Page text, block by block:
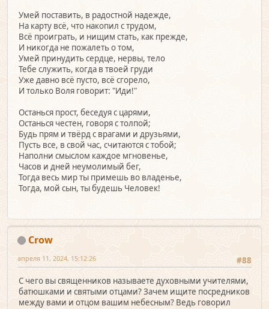
Умей поставить, в радостной надежде,
На карту всё, что накопил с трудом,
Всё проиграть, и нищим стать, как прежде,
И никогда не пожалеть о том,
Умей принудить сердце, нервы, тело
Тебе служить, когда в твоей груди
Уже давно всё пусто, всё сгорело,
И только Воля говорит: "Иди!"
Останься прост, беседуя с царями,
Останься честен, говоря с толпой;
Будь прям и твёрд с врагами и друзьями,
Пусть все, в свой час, считаются с тобой;
Наполни смыслом каждое мгновенье,
Часов и дней неумолимый бег,
Тогда весь мир ты примешь во владенье,
Тогда, мой сын, ты будешь Человек!
Crow
#88
апреля 11, 2024, 15:12:26
С чего вы священников называете духовными учителями,
батюшками и святыми отцами? Зачем ищите посредников
между вами и отцом вашим небесным? Ведь говорил